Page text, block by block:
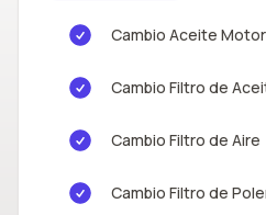
Cambio Aceite Motor
Cambio Filtro de
Cambio Filtro de Aire
Cambio Filtro de